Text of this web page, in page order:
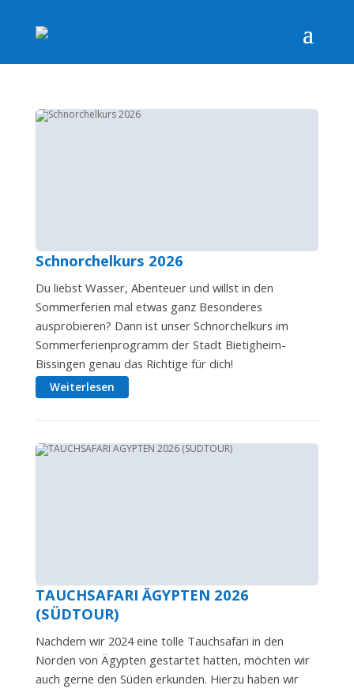
Schnorchelkurs 2026
Du liebst Wasser, Abenteuer und willst in den
Sommerferien mal etwas ganz Besonderes
ausprobieren? Dann ist unser Schnorchelkurs im
Sommerferienprogramm der Stadt Bietigheim-
Bissingen genau das Richtige für dich!
Weiterlesen
TAUCHSAFARI ÄGYPTEN 2026
(SÜDTOUR)
Nachdem wir 2024 eine tolle Tauchsafari in den
Norden von Ägypten gestartet hatten, möchten wir
auch gerne den Süden erkunden. Hierzu haben wir